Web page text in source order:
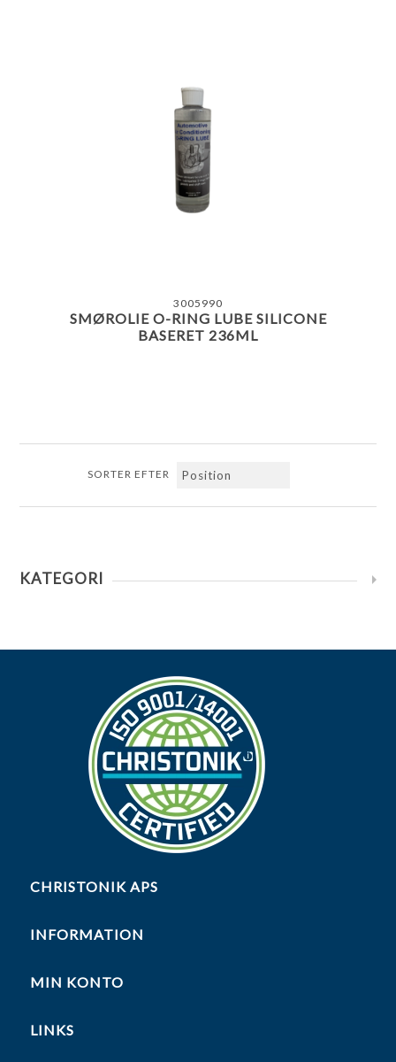
3005990
SMØROLIE O-RING LUBE SILICONE
BASERET 236ML
SORTER EFTER
KATEGORI
CHRISTONIK APS
INFORMATION
MIN KONTO
LINKS